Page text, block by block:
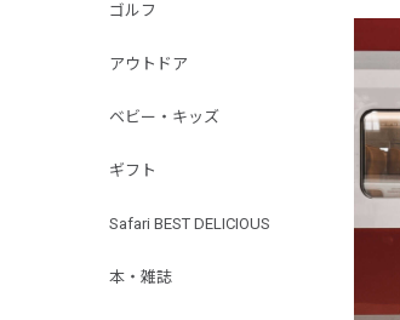
ゴルフ
アウトドア
ベビー・キッズ
ギフト
Safari BEST DELICIOUS
本・雑誌